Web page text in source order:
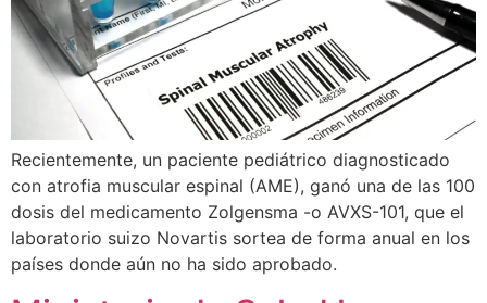
Recientemente, un paciente pediátrico diagnosticado
con atrofia muscular espinal (AME), ganó una de las 100
dosis del medicamento Zolgensma -o AVXS-101, que el
laboratorio suizo Novartis sortea de forma anual en los
países donde aún no ha sido aprobado.